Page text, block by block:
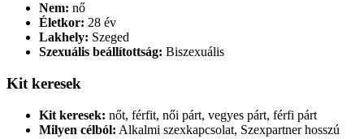
Nem: nő
Életkor: 28 év
Lakhely: Szeged
Szexuális beállítottság: Biszexuális
Kit keresek
Kit keresek: nőt, férfit, női párt, vegyes párt, férfi párt
Milyen célból: Alkalmi szexkapcsolat, Szexpartner hosszú